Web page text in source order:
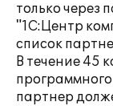
только через
"1С:Центр
список
В течение 45
партнер